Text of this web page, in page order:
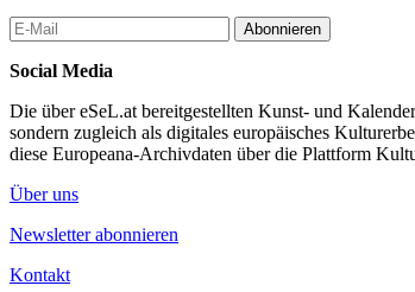
Abonnieren
Social Media
Die über eSeL.at bereitgestellten Kunst- und
sondern zugleich als digitales europäisches
diese Europeana-Archivdaten über die Plattform
Über uns
Newsletter abonnieren
Kontakt